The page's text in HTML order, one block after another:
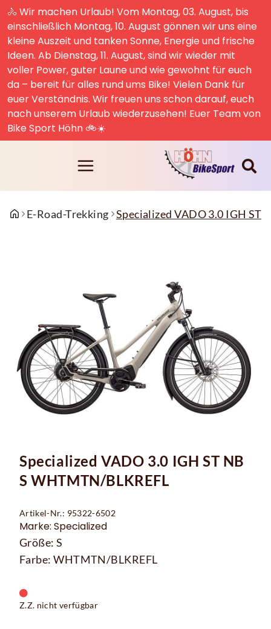
🚴 Wir machen Urlaub! Vom Montag, 03. August, bis
einschließlich Montag, 10. August gönnen wir uns eine
kleine Auszeit und tanken Sonne, Energie und frische
Ideen. Ab Dienstag, 11. August, sind wir wieder mit
voller Power, guter Laune und wie gewohnt für euch
da – bereit für alles rund ums Bike! Vielen Dank für
euer Verständnis. Wir freuen uns schon darauf, euch
nach unserem Urlaub wiederzusehen! Euer Team von
Bike Sport Höhn 🚲☀️
E-Road-Trekking Specialized VADO 3.0 IGH ST
Specialized VADO 3.0 IGH ST NB
S WHTMTN/BLKREFL
Artikel-Nr.: 95322-6502
Marke: Specialized
Größe: S
Farbe: WHTMTN/BLKREFL
Z.Z. nicht verfügbar